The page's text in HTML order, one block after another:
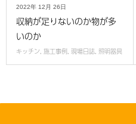
2022年 12月 26日
収納が足りないのか物が多
いのか
キッチン, 施工事例, 現場日誌, 照明器具